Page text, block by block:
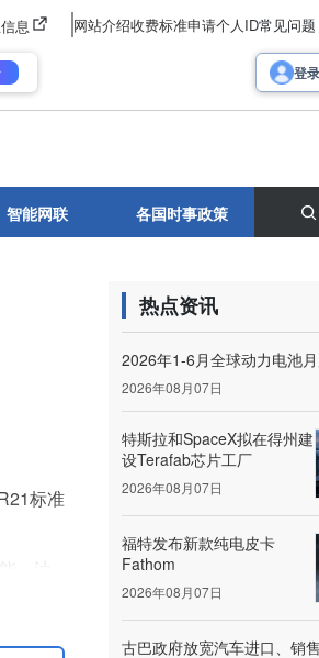
息 网站介绍收费标准申请个人ID常见问题
登录
智能网联 各国时事政策
标准
、油
热点资讯
2026年1-6月全球动力电池
2026年08月07日
特斯拉和SpaceX拟在得州建
设Terafab芯片工厂
2026年08月07日
福特发布新款纯电皮卡
Fathom
2026年08月07日
古巴政府放宽汽车进口、销